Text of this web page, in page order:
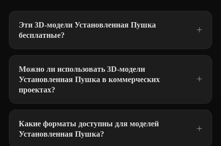
Эти 3D-модели Установленная Пушка
бесплатные?
Можно ли использовать 3D-модели
Установленная Пушка в коммерческих
проектах?
Какие форматы доступны для моделей
Установленная Пушка?